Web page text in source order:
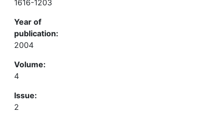
1616-1203
Year of
publication:
2004
Volume:
4
Issue:
2